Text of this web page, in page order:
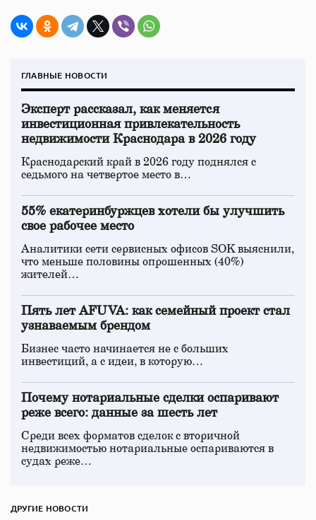
ГЛАВНЫЕ НОВОСТИ
Эксперт рассказал, как меняется
инвестиционная привлекательность
недвижимости Краснодара в 2026 году
Краснодарский край в 2026 году поднялся с
седьмого на четвертое место в…
55% екатеринбуржцев хотели бы улучшить
свое рабочее место
Аналитики сети сервисных офисов SOK выяснили,
что меньше половины опрошенных (40%)
жителей…
Пять лет AFUVA: как семейный проект стал
узнаваемым брендом
Бизнес часто начинается не с больших
инвестиций, а с идеи, в которую…
Почему нотариальные сделки оспаривают
реже всего: данные за шесть лет
Среди всех форматов сделок с вторичной
недвижимостью нотариальные оспариваются в
судах реже…
ДРУГИЕ НОВОСТИ